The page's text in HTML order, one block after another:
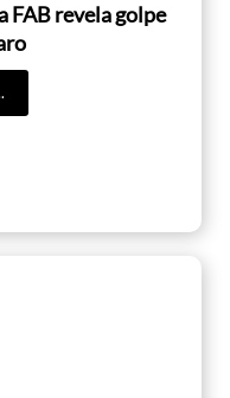
FAB revela golpe